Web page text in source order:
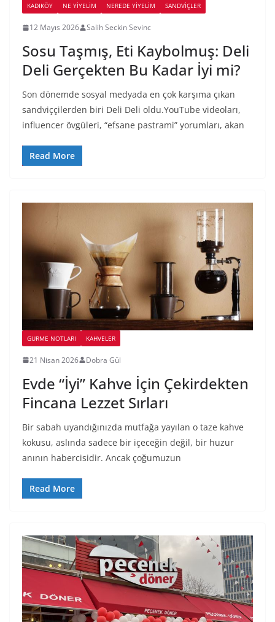
KADIKÖY NE YİYELİM NEREDE YİYELİM SANDVIÇLER
12 Mayıs 2026 Salih Seckin Sevinc
Sosu Taşmış, Eti Kaybolmuş: Deli
Deli Gerçekten Bu Kadar İyi mi?
Son dönemde sosyal medyada en çok karşıma çıkan
sandviççilerden biri Deli Deli oldu.YouTube videoları,
influencer övgüleri, “efsane pastrami” yorumları, akan
Read More
GURME NOTLARI KAHVELER
21 Nisan 2026 Dobra Gül
Evde “İyi” Kahve İçin Çekirdekten
Fincana Lezzet Sırları
Bir sabah uyandığınızda mutfağa yayılan o taze kahve
kokusu, aslında sadece bir içeceğin değil, bir huzur
anının habercisidir. Ancak çoğumuzun
Read More